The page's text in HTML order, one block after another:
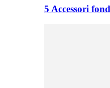
5 Accessori